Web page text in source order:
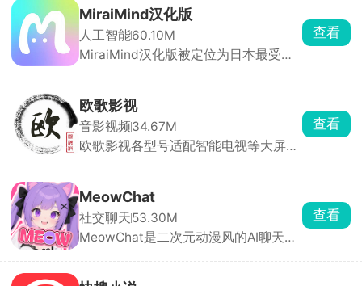
高端账号的需求。支持按小时、按天等
多种租赁模式，用户可根据需求选择短
时租赁或长期租赁，降低体验成本。每
笔订单都有平台担保，租前账号状态透
MiraiMind汉化版
人工智能60.10M
MiraiMind汉化版被定位为日本最受欢
多种不同性格的AI角色可供自由选择，
无论高冷、热情还是温柔，每一位都拥
有独立的背景故事与独特人格。玩家还
可亲手创造专属虚拟角色，自由设定外
查看
欧歌影视
音影视频34.67M
欧歌影视各型号适配智能电视等大屏设
迅速。支持高清播放与精准搜索，智能
推荐功能可依据观看历史推送个性化内
容。全程无广告干扰，永久免费使用，
让你轻松享受大屏追剧的快乐。
查看
MeowChat
社交聊天53.30M
MeowChat是二次元动漫风的AI聊天
查看